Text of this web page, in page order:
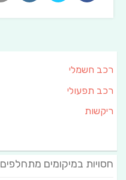
רכב חשמלי
רכב תפעולי
ריקשות
חסויות במיקומים מתחלפים